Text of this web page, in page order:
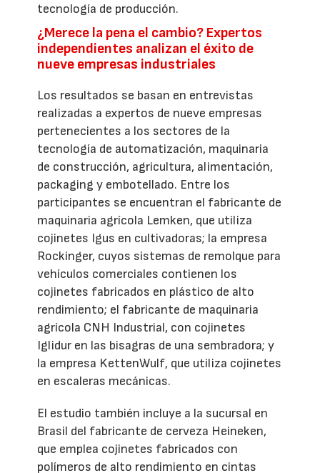
tecnología de producción.
¿Merece la pena el cambio? Expertos
independientes analizan el éxito de
nueve empresas industriales
Los resultados se basan en entrevistas
realizadas a expertos de nueve empresas
pertenecientes a los sectores de la
tecnología de automatización, maquinaria
de construcción, agricultura, alimentación,
packaging y embotellado. Entre los
participantes se encuentran el fabricante de
maquinaria agrícola Lemken, que utiliza
cojinetes Igus en cultivadoras; la empresa
Rockinger, cuyos sistemas de remolque para
vehículos comerciales contienen los
cojinetes fabricados en plástico de alto
rendimiento; el fabricante de maquinaria
agrícola CNH Industrial, con cojinetes
Iglidur en las bisagras de una sembradora; y
la empresa KettenWulf, que utiliza cojinetes
en escaleras mecánicas.
El estudio también incluye a la sucursal en
Brasil del fabricante de cerveza Heineken,
que emplea cojinetes fabricados con
polímeros de alto rendimiento en cintas